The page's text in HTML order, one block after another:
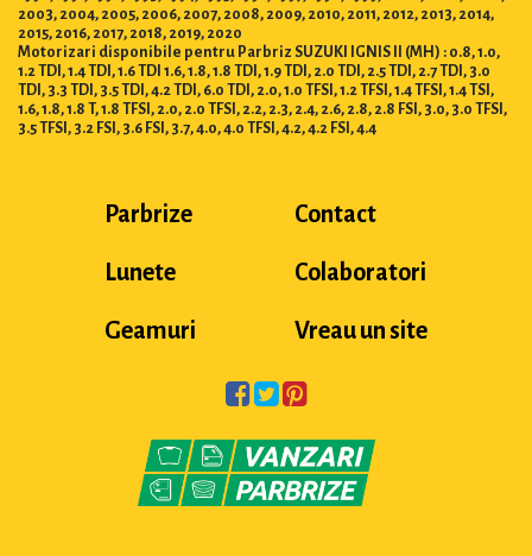
2003, 2004, 2005, 2006, 2007, 2008, 2009, 2010, 2011, 2012, 2013, 2014,
2015, 2016, 2017, 2018, 2019, 2020
Motorizari disponibile pentru Parbriz SUZUKI IGNIS II (MH) : 0.8, 1.0,
1.2 TDI, 1.4 TDI, 1.6 TDI 1.6, 1.8, 1.8 TDI, 1.9 TDI, 2.0 TDI, 2.5 TDI, 2.7 TDI, 3.0
TDI, 3.3 TDI, 3.5 TDI, 4.2 TDI, 6.0 TDI, 2.0, 1.0 TFSI, 1.2 TFSI, 1.4 TFSI, 1.4 TSI,
1.6, 1.8, 1.8 T, 1.8 TFSI, 2.0, 2.0 TFSI, 2.2, 2.3, 2.4, 2.6, 2.8, 2.8 FSI, 3.0, 3.0 TFSI,
3.5 TFSI, 3.2 FSI, 3.6 FSI, 3.7, 4.0, 4.0 TFSI, 4.2, 4.2 FSI, 4.4
Parbrize
Lunete
Geamuri
Contact
Colaboratori
Vreau un site